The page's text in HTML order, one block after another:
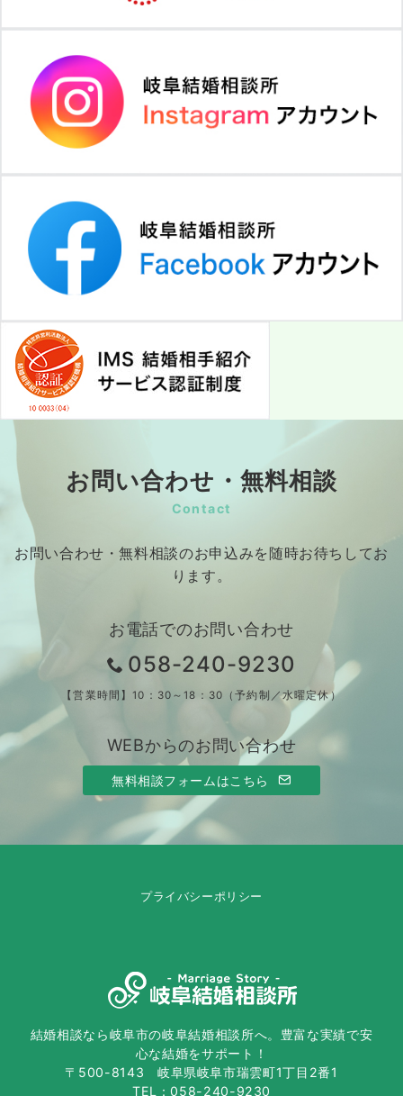
お問い合わせ・無料相談
Contact
お問い合わせ・無料相談のお申込みを随時お待ちしてお
ります。
お電話でのお問い合わせ
058-240-9230
【営業時間】10：30～18：30（予約制／水曜定休）
WEBからのお問い合わせ
無料相談フォームはこちら
プライバシーポリシー
結婚相談なら岐阜市の岐阜結婚相談所へ。豊富な実績で安
心な結婚をサポート！
〒500-8143 岐阜県岐阜市瑞雲町1丁目2番1
TEL：058-240-9230